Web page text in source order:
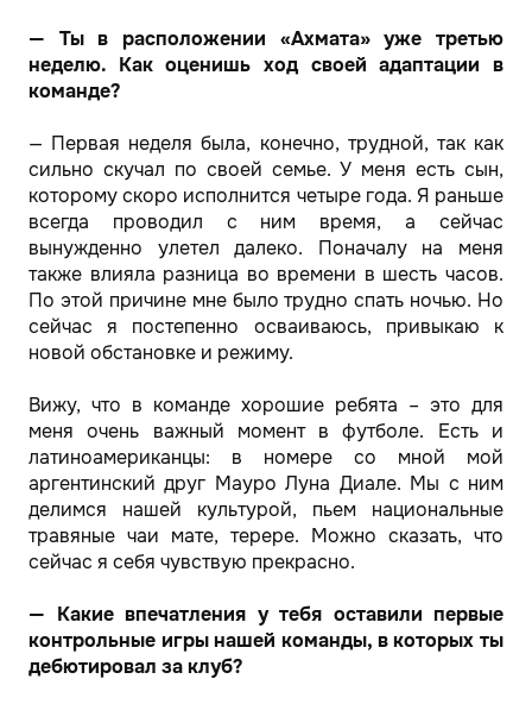
— Ты в расположении «Ахмата» уже третью
неделю. Как оценишь ход своей адаптации в
команде?
— Первая неделя была, конечно, трудной, так как
сильно скучал по своей семье. У меня есть сын,
которому скоро исполнится четыре года. Я раньше
всегда проводил с ним время, а сейчас
вынужденно улетел далеко. Поначалу на меня
также влияла разница во времени в шесть часов.
По этой причине мне было трудно спать ночью. Но
сейчас я постепенно осваиваюсь, привыкаю к
новой обстановке и режиму.
Вижу, что в команде хорошие ребята – это для
меня очень важный момент в футболе. Есть и
латиноамериканцы: в номере со мной мой
аргентинский друг Мауро Луна Диале. Мы с ним
делимся нашей культурой, пьем национальные
травяные чаи мате, терере. Можно сказать, что
сейчас я себя чувствую прекрасно.
— Какие впечатления у тебя оставили первые
контрольные игры нашей команды, в которых ты
дебютировал за клуб?